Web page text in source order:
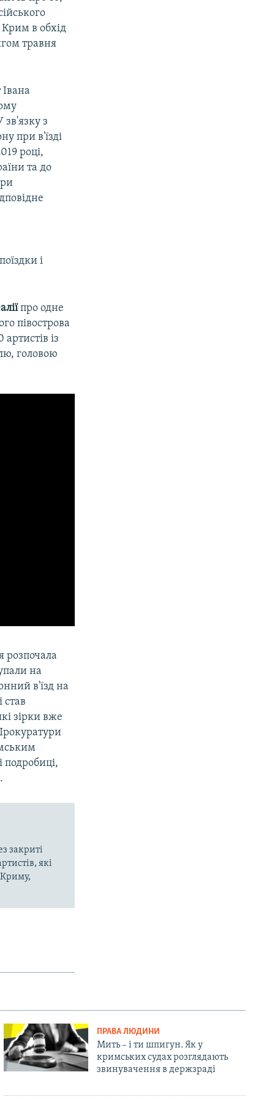
Крим в обхід
травня
з
при в'їзді
році,
та до
і
про одне
півострова
із
головою
розпочала
на
в'їзд на
став
зірки вже
подробиці,
закриті
які
Криму,
ПРАВА ЛЮДИНИ
Мить – і ти шпигун. Як у
кримських судах розглядають
звинувачення в держзраді